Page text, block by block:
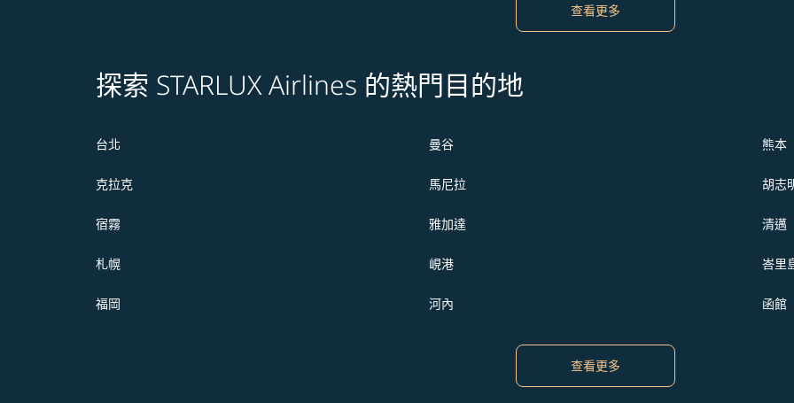
查看更多
探索 STARLUX Airlines 的熱門目的地
台北 曼谷 熊本
克拉克 馬尼拉 胡志
宿霧 雅加達 清邁
札幌 峴港 峇里
福岡 河內 函館
查看更多